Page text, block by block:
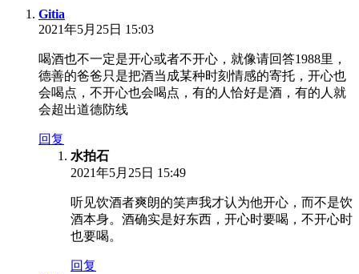
Gitia
2021年5月25日 15:03
喝酒也不一定是开心或者不开心，就像请回答1988里，
德善的爸爸只是把酒当成某种时刻情感的寄托，开心也
会喝点，不开心也会喝点，有的人恰好是酒，有的人就
会超出道德防线
回复
水拍石
2021年5月25日 15:49
听见饮酒者爽朗的笑声我才认为他开心，而不是饮
酒本身。酒确实是好东西，开心时要喝，不开心时
也要喝。
回复